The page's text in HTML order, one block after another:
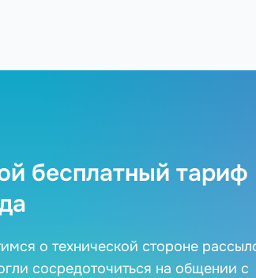
бесплатный тариф
о технической стороне
сосредоточиться на общении с